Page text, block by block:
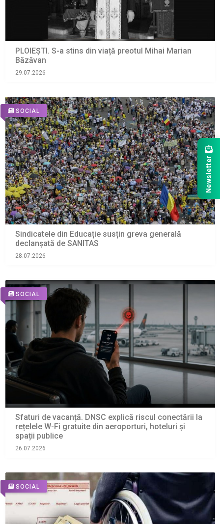
PLOIEȘTI. S-a stins din viață preotul Mihai Marian
Băzăvan
29.07.2026
SOCIAL
Sindicatele din Educație susțin greva generală
declanșată de SANITAS
28.07.2026
SOCIAL
Sfaturi de vacanță. DNSC explică riscul conectării la
rețelele W-Fi gratuite din aeroporturi, hoteluri și
spații publice
26.07.2026
SOCIAL
Newsletter